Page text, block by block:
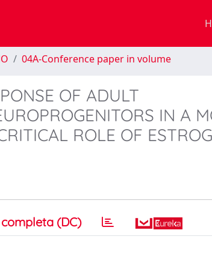
04A-Conference paper in volume
OF ADULT
IN A
ROLE OF
(DC)